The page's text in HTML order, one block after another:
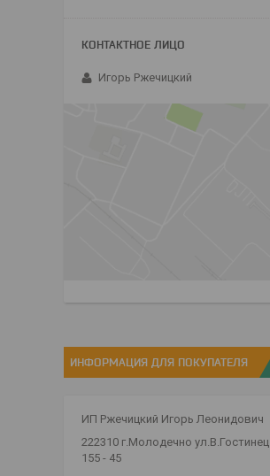
Игорь Ржечицкий
ИНФОРМАЦИЯ ДЛЯ ПОКУПАТЕЛЯ
ИП Ржечицкий Игорь Леонидович
222310 г.Молодечно ул.В.Гостинец
155 - 45